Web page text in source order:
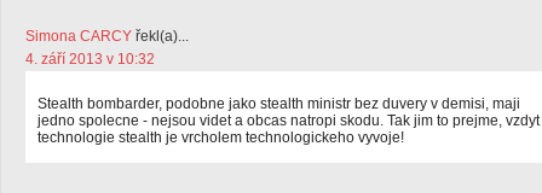
Simona CARCY řekl(a)...
4. září 2013 v 10:32
Stealth bombarder, podobne jako stealth ministr bez duvery v demisi, maji
jedno spolecne - nejsou videt a obcas natropi skodu. Tak jim to prejme, vzdyt
technologie stealth je vrcholem technologickeho vyvoje!